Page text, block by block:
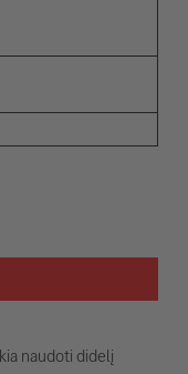
naudoti didelį